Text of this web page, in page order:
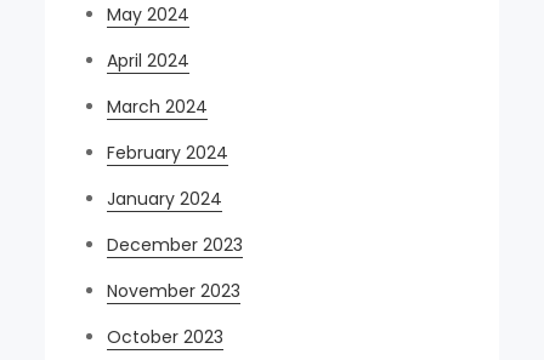
May 2024
April 2024
March 2024
February 2024
January 2024
December 2023
November 2023
October 2023